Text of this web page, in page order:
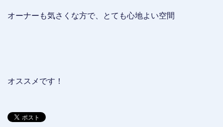
オーナーも気さくな方で、とても心地よい空間
オススメです！